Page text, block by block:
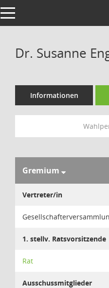
Toggle navigation
Dr. Susanne
Informationen
Gremium
Vertreter/in
1. stellv. Ratsvorsitzende
Rat
Ausschussmitglieder